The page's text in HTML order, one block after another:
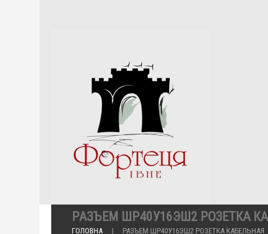
РАЗЪЕМ ШР40У16ЭШ2 РОЗЕТКА
ГОЛОВНА РАЗЪЕМ ШР40У16ЭШ2 РОЗЕТКА КАБЕЛЬНАЯ